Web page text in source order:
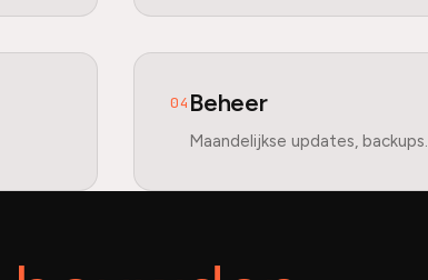
04 Beheer
Maandelijkse updates, backups.